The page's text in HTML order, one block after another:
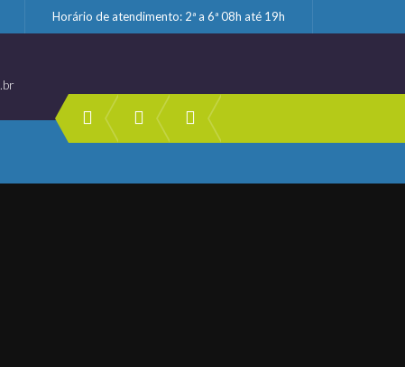
Horário de atendimento: 2ª a 6ª 08h até 19h